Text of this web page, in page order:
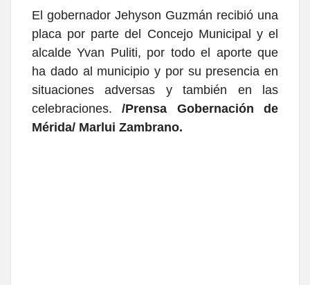
El gobernador Jehyson Guzmán recibió una
placa por parte del Concejo Municipal y el
alcalde Yvan Puliti, por todo el aporte que
ha dado al municipio y por su presencia en
situaciones adversas y también en las
celebraciones.
/Prensa Gobernación de
Mérida/ Marlui Zambrano.